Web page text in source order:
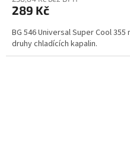
je
z
5
hvězdiček.
289 Kč
BG 546 Universal Super Cool
druhy chladících kapalin.